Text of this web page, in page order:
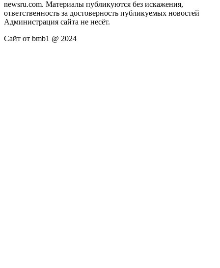
newsru.com. Материалы публикуются без искажения,
ответственность за достоверность публикуемых новостей
Администрация сайта не несёт.
Сайт от bmb1 @ 2024